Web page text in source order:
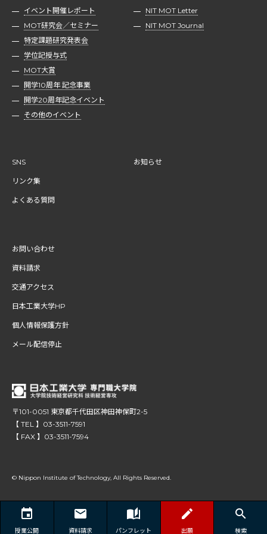
イベント開催レポート
MOT研究会／セミナー
特定課題研究発表会
学位記授与式
MOT大賞
開学10周年 記念事業
開学20周年記念イベント
その他のイベント
NIT MOT Letter
NIT MOT Journal
SNS
リンク集
よくある質問
お知らせ
お問い合わせ
資料請求
交通アクセス
日本工業大学HP
個人情報保護方針
メール配信停止
〒101-0051 東京都千代田区神田神保町2-5
【 TEL 】03-3511-7591
【 FAX 】03-3511-7594
© Nippon Institute of Technology, All Rights Reserved.
授業公開 資料請求 パンフレット 出願 検索